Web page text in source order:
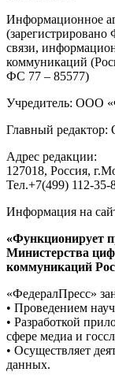
Информационное
связи,
коммуникаций
ФС 77 – 85577)
Учредитель: ООО
Главный редактор:
Адрес редакции:
127018, Россия,
Тел.+7(499) 112-35-
Информация на
«Функционирует
Министерства
коммуникаций
«ФедералПресс»
• Проведением
• Разработкой
сфере медиа и
• Осуществляет
данных.